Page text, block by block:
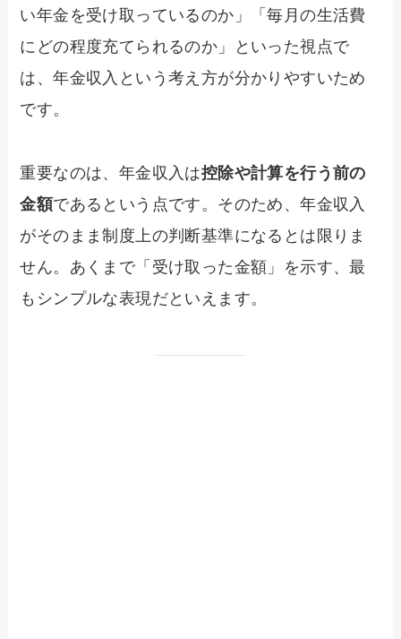
い年金を受け取っているのか」「毎月の生活費
にどの程度充てられるのか」といった視点で
は、年金収入という考え方が分かりやすいため
です。
重要なのは、年金収入は控除や計算を行う前の
金額であるという点です。そのため、年金収入
がそのまま制度上の判断基準になるとは限りま
せん。あくまで「受け取った金額」を示す、最
もシンプルな表現だといえます。